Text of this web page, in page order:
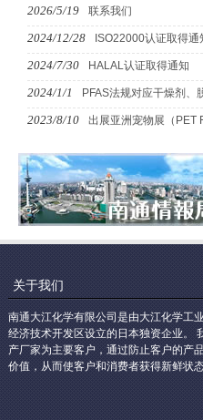
2026/5/19 联系我们
2024/12/28 ISO22000认证取得通
2024/7/30 HALAL认证取得通知
2024/1/1 PFAS法规对应干燥剂、
2023/8/10 出展亚洲宠物展（PET
关于我们
南通大江化学有限公司是由大江化学工
经济技术开发区设立的日本独资企业。
产厂家为主要客户，通过防止客户的产
价值，从而使客户和消费者获得新鲜状